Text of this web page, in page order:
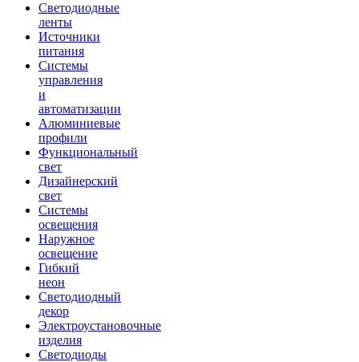
Светодиодные
ленты
Источники
питания
Системы
управления
и
автоматизации
Алюминиевые
профили
Функциональный
свет
Дизайнерский
свет
Системы
освещения
Наружное
освещение
Гибкий
неон
Светодиодный
декор
Электроустановочные
изделия
Светодиоды